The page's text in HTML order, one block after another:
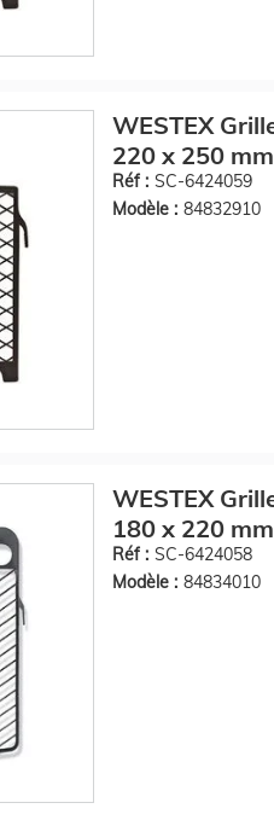
WESTEX
220 x 250
Réf : SC-6424059
Modèle : 84832910
WESTEX
180 x 220
Réf : SC-6424058
Modèle : 84834010